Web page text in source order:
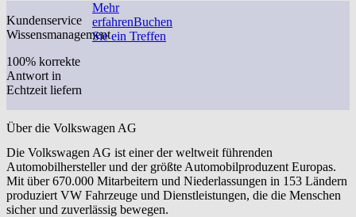
Kundenservice
Wissensmanagement
100% korrekte
Antwort in
Echtzeit liefern
Mehr
erfahrenBuchen
Sie ein Treffen
Über die Volkswagen AG
Die Volkswagen AG ist einer der weltweit führenden
Automobilhersteller und der größte Automobilproduzent Europas.
Mit über 670.000 Mitarbeitern und Niederlassungen in 153 Ländern
produziert VW Fahrzeuge und Dienstleistungen, die die Menschen
sicher und zuverlässig bewegen.